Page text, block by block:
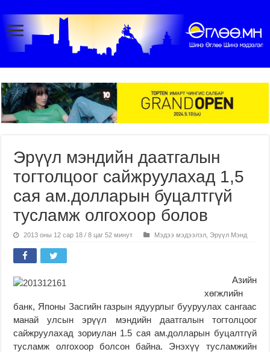
Эрүүл мэндийн даатгалын
тогтолцоог сайжруулахад 1,5
сая ам.долларын буцалтгүй
тусламж олгохоор болов
2013 оны 12 сар 18 / 8 цаг 52 минут Мэдээ мэдээлэл Эрүүл Мэнд
Азийн
хөгжлийн
банк, Японы Засгийн газрын ядуурлыг бууруулах сангаас
манай улсын эрүүл мэндийн даатгалын тогтолцоог
сайжруулахад зориулан 1.5 сая ам.долларын буцалтгүй
тусламж олгохоор болсон байна. Энэхүү тусламжийн